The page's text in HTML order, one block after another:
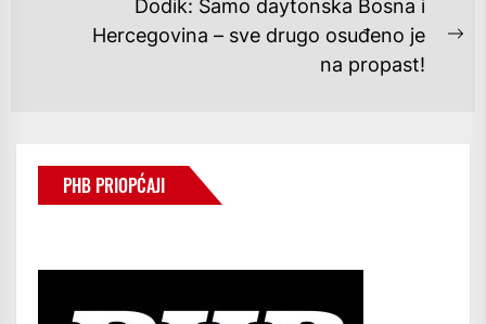
Dodik: Samo daytonska Bosna i
Hercegovina – sve drugo osuđeno je
na propast!
PHB PRIOPĆAJI